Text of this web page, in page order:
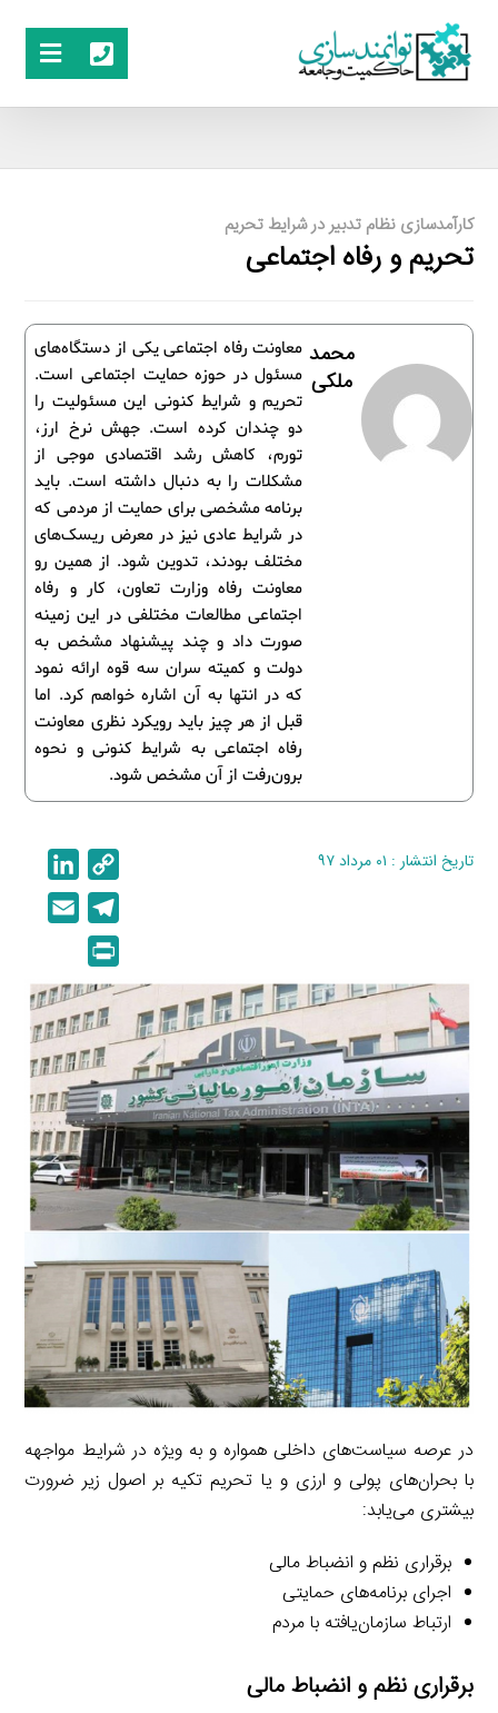
کارآمدسازی نظام تدبیر در شرایط تحریم
تحریم و رفاه اجتماعی
معاونت رفاه اجتماعی یکی از دستگاه‌های
مسئول در حوزه حمایت اجتماعی است.
تحریم و شرایط کنونی این مسئولیت را
دو چندان کرده است. جهش نرخ ارز،
تورم، کاهش رشد اقتصادی موجی از
مشکلات را به دنبال داشته است. باید
برنامه مشخصی برای حمایت از مردمی که
در شرایط عادی نیز در معرض ریسک‌های
مختلف بودند، تدوین شود. از همین رو
معاونت رفاه وزارت تعاون، کار و رفاه
اجتماعی مطالعات مختلفی در این زمینه
صورت داد و چند پیشنهاد مشخص به
دولت و کمیته سران سه قوه ارائه نمود
که در انتها به آن اشاره خواهم کرد. اما
قبل از هر چیز باید رویکرد نظری معاونت
رفاه اجتماعی به شرایط کنونی و نحوه
برون‌رفت از آن مشخص شود.
محمد
ملکی
تاریخ انتشار : ۰۱ مرداد ۹۷
o
p
y
L
i
n
k
i
n
e
d
I
n
e
l
e
g
r
a
m
i
l
r
i
n
t
در عرصه سیاست‌های داخلی همواره و به ویژه در شرایط مواجهه
با بحران‌های پولی و ارزی و یا تحریم تکیه بر اصول زیر ضرورت
بیشتری می‌یابد:
برقراری نظم و انضباط مالی
اجرای برنامه‌های حمایتی
ارتباط سازمان‌یافته با مردم
برقراری نظم و انضباط مالی